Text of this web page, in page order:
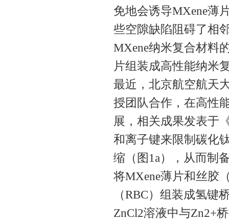
免地会诱导MXene薄
些空隙缺陷阻碍了相
MXene纳米复合材料
片组装成高性能纳米
最近，北京航空航天
授团队合作，在高性
展，相关成果发表于
和离子键来限制碳化
缩（图1a），从而制
将MXene薄片和丝胶
（RBC）组装成氢
ZnCl2溶液中与Zn2+